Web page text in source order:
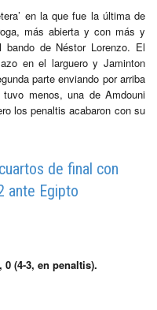
en la que fue la última de
más abierta y con más y
bando de Néstor Lorenzo. El
en el larguero y Jaminton
parte enviando por arriba
menos, una de Amdouni
los penaltis acabaron con su
de final con
ante Egipto
0 (4-3, en penaltis).